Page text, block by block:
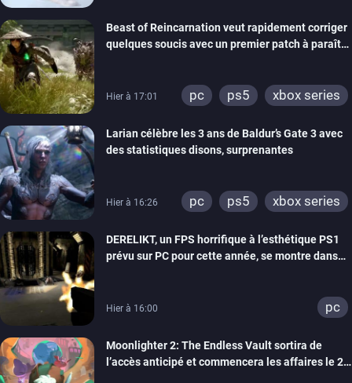
Beast of Reincarnation veut rapidement corriger
quelques soucis avec un premier patch à paraître
Hier à 17:01 pc ps5 xbox series
Larian célèbre les 3 ans de Baldur’s Gate 3 avec
des statistiques disons, surprenantes
Hier à 16:26 pc ps5 xbox series
DERELIKT, un FPS horrifique à l’esthétique PS1
prévu sur PC pour cette année, se montre dans
Hier à 16:00 pc
Moonlighter 2: The Endless Vault sortira de
l’accès anticipé et commencera les affaires le 2